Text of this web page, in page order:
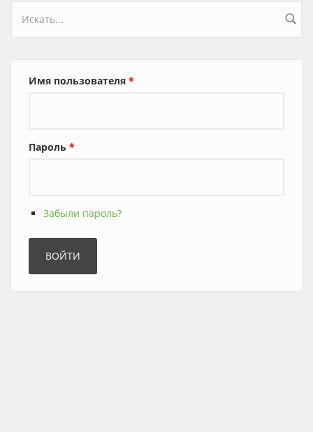
Форма поиска
Имя пользователя *
Пароль *
Забыли пароль?